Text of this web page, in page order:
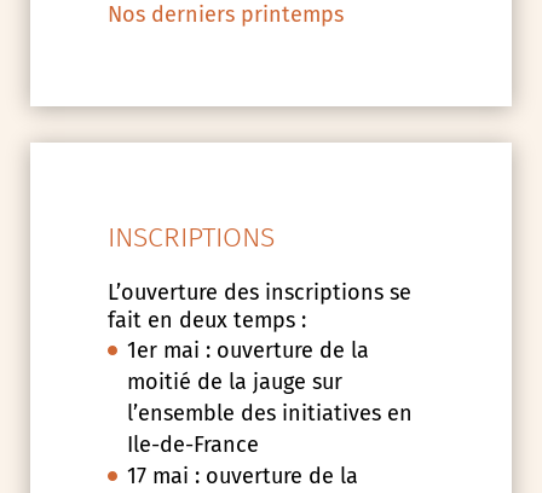
Nos derniers printemps
INSCRIPTIONS
L’ouverture des inscriptions se
fait en deux temps :
1er mai : ouverture de la
moitié de la jauge sur
l’ensemble des initiatives en
Ile-de-France
17 mai : ouverture de la